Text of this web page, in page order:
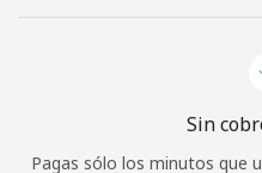
Sin
Pagas sólo los minutos que